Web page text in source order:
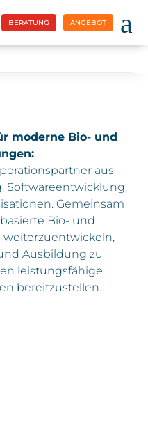
BERATUNG ANGEBOT a
moderne Bio- und
aus
Softwareentwicklung,
Gemeinsam
Bio- und
Ausbildung zu
leistungsfähige,
bereitzustellen.